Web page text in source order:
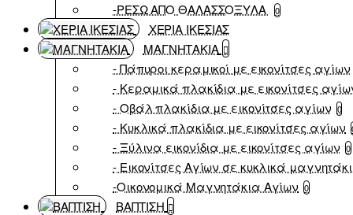
-ΡΕΣΩ ΑΠΟ ΘΑΛΑΣΣΟΞΥΛΑ 0
ΧΕΡΙΑ ΙΚΕΣΙΑΣ
ΜΑΓΝΗΤΑΚΙΑ
- Πάπυροι κεραμικοί με εικονίτσες αγίων
- Κεραμικά πλακίδια με εικονίτσες
- Οβάλ πλακίδια με εικονίτσες αγίων 0
- Κυκλικά πλακίδια με εικονίτσες αγίων
- Ξύλινα εικονίδια με εικονίτσες αγίων 0
- Εικονίτσες Αγίων σε κυκλικά
-Οικονομικά Μαγνητάκια Αγίων 0
ΒΑΠΤΙΣΗ